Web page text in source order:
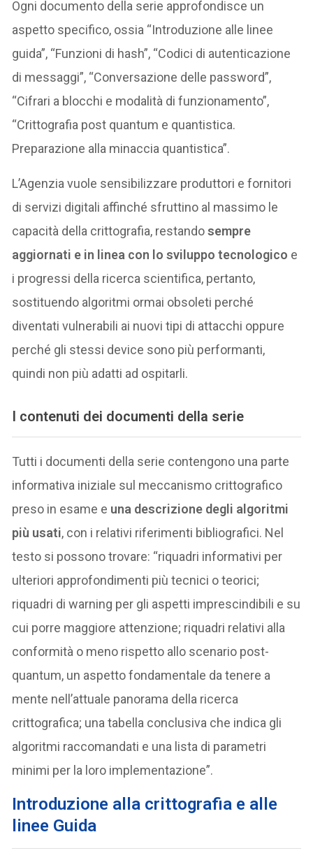
Ogni documento della serie approfondisce un
aspetto specifico, ossia “Introduzione alle linee
guida”, “Funzioni di hash”, “Codici di autenticazione
di messaggi”, “Conversazione delle password”,
“Cifrari a blocchi e modalità di funzionamento”,
“Crittografia post quantum e quantistica.
Preparazione alla minaccia quantistica”.
L’Agenzia vuole sensibilizzare produttori e fornitori
di servizi digitali affinché sfruttino al massimo le
capacità della crittografia, restandosempre
aggiornati e in linea con lo sviluppo tecnologico e
i progressi della ricerca scientifica, pertanto,
sostituendo algoritmi ormai obsoleti perché
diventati vulnerabili ai nuovi tipi di attacchi oppure
perché gli stessi device sono più performanti,
quindi non più adatti ad ospitarli.
I contenuti dei documenti della serie
Tutti i documenti della serie contengono una parte
informativa iniziale sul meccanismo crittografico
preso in esame e una descrizione degli algoritmi
più usati, con i relativi riferimenti bibliografici. Nel
testo si possono trovare: “riquadri informativi per
ulteriori approfondimenti più tecnici o teorici;
riquadri di warning per gli aspetti imprescindibili e su
cui porre maggiore attenzione; riquadri relativi alla
conformità o meno rispetto allo scenario post-
quantum, un aspetto fondamentale da tenere a
mente nell’attuale panorama della ricerca
crittografica; una tabella conclusiva che indica gli
algoritmi raccomandati e una lista di parametri
minimi per la loro implementazione”.
Introduzione alla crittografia e alle
linee Guida